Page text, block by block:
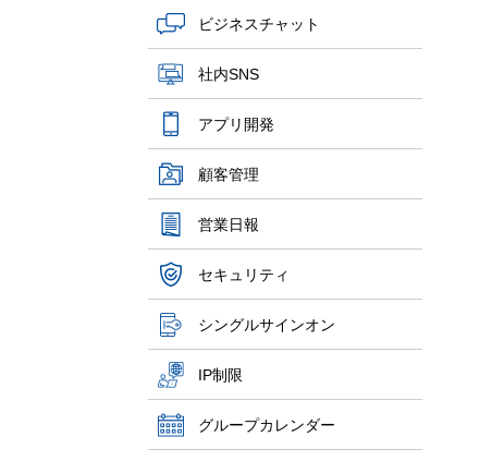
ビジネスチャット
社内SNS
アプリ開発
顧客管理
営業日報
セキュリティ
シングルサインオン
IP制限
グループカレンダー